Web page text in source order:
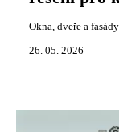
Okna, dveře a fasády
26. 05. 2026